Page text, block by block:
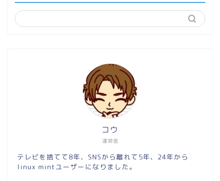
運営者
コウ
テレビを捨てて8年、SNSから離れて5年、24年から
linux mintユーザーになりました。